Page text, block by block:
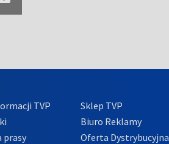
TVP
prasy
Sklep TVP
Biuro Reklamy
Oferta Dystrybucyjna